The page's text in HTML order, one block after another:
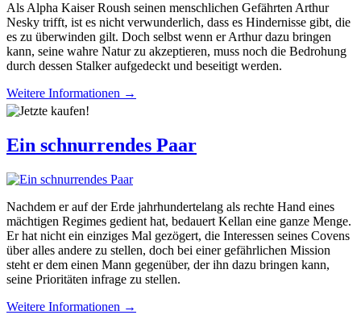
Als Alpha Kaiser Roush seinen menschlichen Gefährten Arthur
Nesky trifft, ist es nicht verwunderlich, dass es Hindernisse gibt, die
es zu überwinden gilt. Doch selbst wenn er Arthur dazu bringen
kann, seine wahre Natur zu akzeptieren, muss noch die Bedrohung
durch dessen Stalker aufgedeckt und beseitigt werden.
Weitere Informationen →
Ein schnurrendes Paar
Nachdem er auf der Erde jahrhundertelang als rechte Hand eines
mächtigen Regimes gedient hat, bedauert Kellan eine ganze Menge.
Er hat nicht ein einziges Mal gezögert, die Interessen seines Covens
über alles andere zu stellen, doch bei einer gefährlichen Mission
steht er dem einen Mann gegenüber, der ihn dazu bringen kann,
seine Prioritäten infrage zu stellen.
Weitere Informationen →